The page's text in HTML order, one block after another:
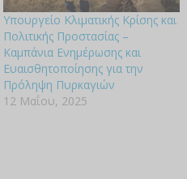
Υπουργείο Κλιματικής Κρίσης και
Πολιτικής Προστασίας –
Καμπάνια Ενημέρωσης και
Ευαισθητοποίησης για την
Πρόληψη Πυρκαγιών
12 Μαΐου, 2025